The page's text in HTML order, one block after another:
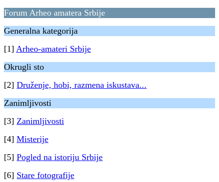
Forum Arheo amatera Srbije
Generalna kategorija
[1] Arheo-amateri Srbije
Okrugli sto
[2] Druženje, hobi, razmena iskustava...
Zanimljivosti
[3] Zanimljivosti
[4] Misterije
[5] Pogled na istoriju Srbije
[6] Stare fotografije